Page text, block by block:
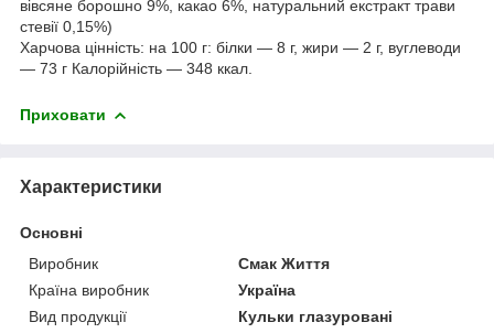
вівсяне борошно 9%, какао 6%, натуральний екстракт трави
стевії 0,15%)
Харчова цінність: на 100 г: білки — 8 г, жири — 2 г, вуглеводи
— 73 г Калорійність — 348 ккал.
Приховати
Характеристики
Основні
Виробник
Смак Життя
Країна виробник
Україна
Вид продукції
Кульки глазуровані